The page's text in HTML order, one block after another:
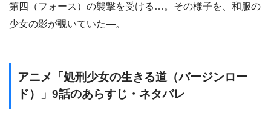
第四（フォース）の襲撃を受ける…。その様子を、和服の
少女の影が覗いていた―。
アニメ「処刑少女の生きる道（バージンロー
ド）」9話のあらすじ・ネタバレ